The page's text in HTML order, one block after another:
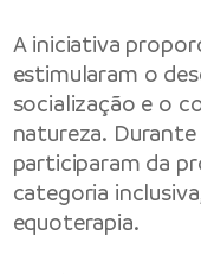
A iniciativa
estimularam o
socialização e o
natureza.
participaram da
categoria
equoterapia.